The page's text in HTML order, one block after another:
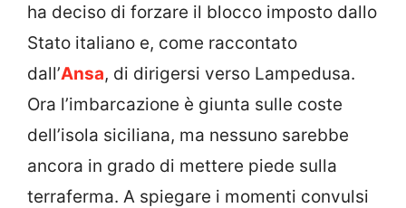
ha deciso di forzare il blocco imposto dallo
Stato italiano e, come raccontato
dall’Ansa, di dirigersi verso Lampedusa.
Ora l’imbarcazione è giunta sulle coste
dell’isola siciliana, ma nessuno sarebbe
ancora in grado di mettere piede sulla
terraferma. A spiegare i momenti convulsi